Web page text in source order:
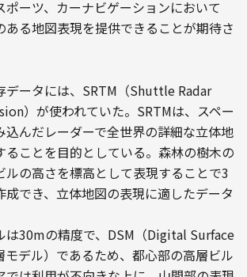
ポーツ、カーナビゲーションにおいて
ある地図表現を提供できることが期待さ
データには、SRTM（Shuttle Radar
）が使われていた。SRTMは、スペー
込んだレーダーで全世界の詳細な立体地
ることを目的としている。森林の樹木の
ルの高さを標高として表現することで3
成でき、立体地図の表現に適したデータ
は30mの精度で、DSM（Digital Surface
デル）であるため、都心部の高層ビル